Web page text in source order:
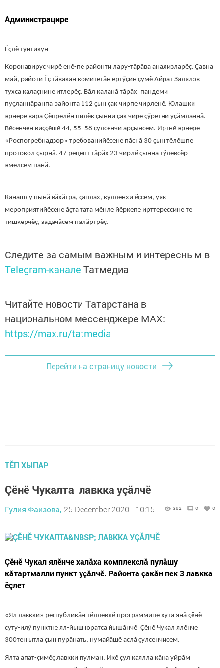
Администрацире
Ӗҫлӗ тунтикун
Коронавирус чирӗ енӗ-пе районти лару-тăрăва анализларӗç. Çавна
май, райоти Ӗç тăвакан комитетăн ертӳçин çумӗ Айрат Залялов
тухса калаçнине итлерӗҫ. Вӑл каланӑ тӑрӑх, пандеми
пуçланнăранпа районта 112 ҫын çак чирпе чирленӗ. Юлашки
эрнере вара Çӗпрелӗн пилӗк çынни çак чире çӳретни уçăмланнă.
Вӗсенчен виççӗшӗ 44, 55, 58 ҫулсенчи арçынсем. Иртнӗ эрнере
«Роспотребнадзор» требованийӗсене пӑснӑ 30 ҫын тӗлӗшпе
протокол çырнă. 47 рецепт тӑрӑх 23 чирлӗ ҫынна тӳлевсӗр
эмелсем панӑ.
Канашлу пынă вăхăтра, ҫаплах, кулленхи ӗҫсем, уяв
мероприятийӗсене ӑҫта тата мӗнле йӗркепе ирттерессине те
тишкерчӗç, задачăсем палăртрӗç.
Следите за самым важным и интересным в
Telegram-канале Татмедиа
Читайте новости Татарстана в
национальном мессенджере MАХ:
https://max.ru/tatmedia
Перейти на страницу новости
ТӖП ХЫПАР
Çӗнӗ Чукалта лавкка уçăлчӗ
Гулия Фаизова, 25 December 2020 - 10:15 392 0 0
Çӗнӗ Чукал ялӗнче халӑха комплекслӑ пулӑшу
кăтартмалли пункт уҫӑлчӗ. Районта ҫакăн пек 3 лавкка
ӗçлет
«Ял лавкки» республикăн тӗллевлӗ программипе хута янӑ ҫӗнӗ
суту-илӳ пунктне ял-йыш юратса йышӑнчӗ. Ҫӗнӗ Чукал ялӗнче
300тен ытла ҫын пурӑнать, нумайăшӗ аслă çулсенчисем.
Ялта апат-çимӗç лавкки пулман. Икӗ ҫул каялла кăна уйрӑм